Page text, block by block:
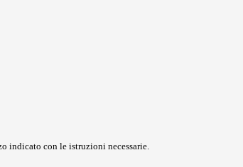
indicato con le istruzioni necessarie.